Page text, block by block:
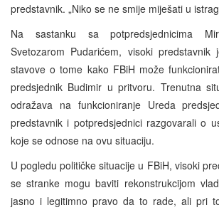
predstavnik. „Niko se ne smije miješati u
Na sastanku sa potpredsjednicima
Svetozarom Pudarićem, visoki predstavnik
stavove o tome kako FBiH može
predsjednik Budimir u pritvoru. Trenutna
odražava na funkcioniranje Ureda
predstavnik i potpredsjednici razgovarali o
koje se odnose na ovu situaciju.
U pogledu političke situacije u FBiH, visoki
se stranke mogu baviti rekonstrukcijom
jasno i legitimno pravo da to rade, ali pri